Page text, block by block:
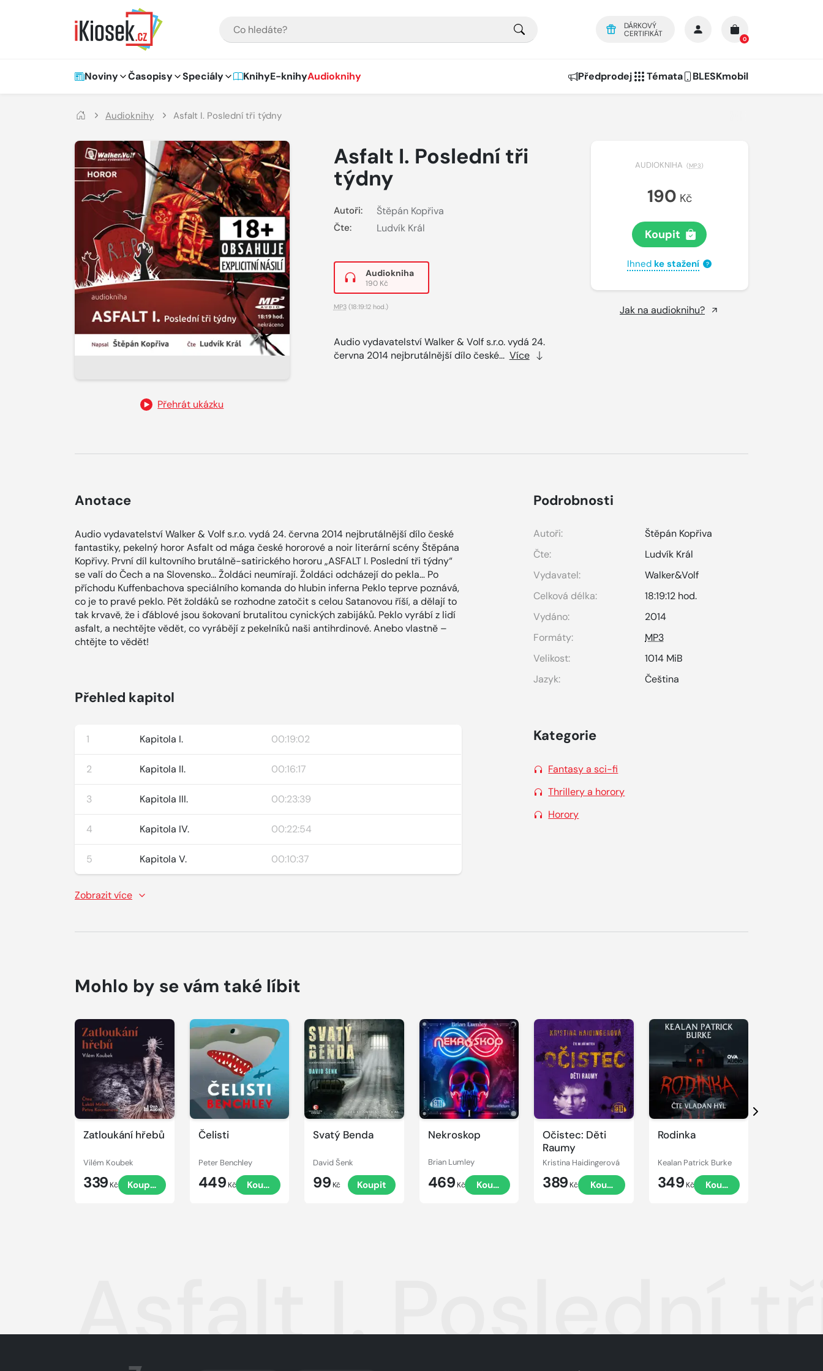
DÁRKOVÝ
CERTIFIKÁT
0
Hlavní navigace
Noviny Časopisy Speciály KnihyE-knihyAudioknihy Předprodej Témata BLESKmobil
Audioknihy Asfalt I. Poslední tři týdny
Přehrát ukázku
Asfalt I. Poslední tři
týdny
Autoři: Štěpán Kopřiva
Čte: Ludvík Král
Audiokniha
190 Kč
MP3(18:19:12 hod.)
Audio vydavatelství Walker & Volf s.r.o. vydá 24.
června 2014 nejbrutálnější dílo české... Více
AUDIOKNIHA (MP3)
190 Kč
Koupit
Ihned ke stažení ?
Jak na audioknihu?
Anotace
Audio vydavatelství Walker & Volf s.r.o. vydá 24. června 2014 nejbrutálnější dílo české
fantastiky, pekelný horor Asfalt od mága české hororové a noir literární scény Štěpána
Kopřivy. První díl kultovního brutálně-satirického hororu „ASFALT I. Poslední tři týdny“
se valí do Čech a na Slovensko... Žoldáci neumírají. Žoldáci odcházejí do pekla… Po
příchodu Kuffenbachova speciálního komanda do hlubin inferna Peklo teprve poznává,
co je to pravé peklo. Pět žoldáků se rozhodne zatočit s celou Satanovou říší, a dělají to
tak krvavě, že i ďáblové jsou šokovaní brutalitou cynických zabijáků. Peklo vyrábí z lidí
asfalt, a nechtějte vědět, co vyrábějí z pekelníků naši antihrdinové. Anebo vlastně –
chtějte to vědět!
Přehled kapitol
1 Kapitola I. 00:19:02
2 Kapitola II. 00:16:17
3 Kapitola III. 00:23:39
4 Kapitola IV. 00:22:54
5 Kapitola V. 00:10:37
Zobrazit více
Podrobnosti
Autoři:
Štěpán Kopřiva
Čte:
Ludvík Král
Vydavatel:
Walker&Volf
Celková délka:
18:19:12 hod.
Vydáno:
2014
Formáty:
MP3
Velikost:
1014 MiB
Jazyk:
Čeština
Kategorie
Fantasy a sci-fi
Thrillery a horory
Horory
Mohlo by se vám také líbit
Zatloukání hřebů
Vilém Koubek
339 Kč Koupit
Přehrát
ukázku
Čelisti
Peter Benchley
449 Kč Koupit
Přehrát
ukázku
Svatý Benda
David Šenk
99 Kč Koupit
Přehrát
ukázku
Nekroskop
Brian Lumley
469 Kč Koupit
Přehrát
ukázku
Očistec: Děti
Raumy
Kristina Haidingerová
389 Kč Koupit
ukázku
Rodinka
Kealan Patrick Burke
349 Kč Koupit
Přehrát
ukázku
Další
Asfalt I. Poslední